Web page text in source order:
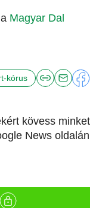
Magyar Dal
kórus
kövess minket
News oldalán